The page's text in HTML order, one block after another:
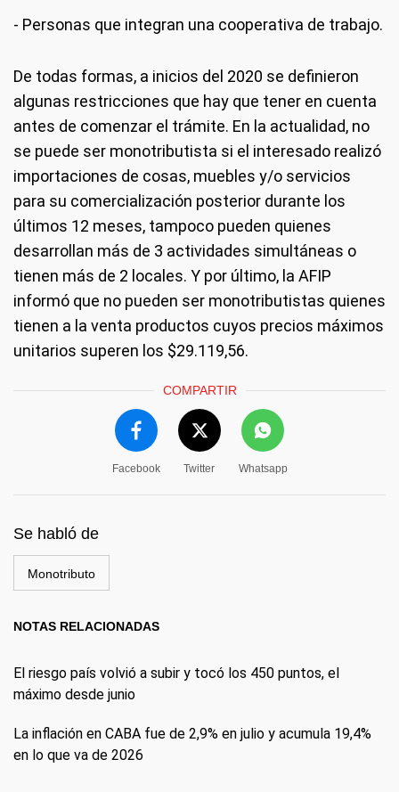
- Personas que integran una cooperativa de trabajo.
De todas formas, a inicios del 2020 se definieron
algunas restricciones que hay que tener en cuenta
antes de comenzar el trámite. En la actualidad, no
se puede ser monotributista si el interesado realizó
importaciones de cosas, muebles y/o servicios
para su comercialización posterior durante los
últimos 12 meses, tampoco pueden quienes
desarrollan más de 3 actividades simultáneas o
tienen más de 2 locales. Y por último, la AFIP
informó que no pueden ser monotributistas quienes
tienen a la venta productos cuyos precios máximos
unitarios superen los $29.119,56.
COMPARTIR
Facebook Twitter Whatsapp
Se habló de
Monotributo
NOTAS RELACIONADAS
El riesgo país volvió a subir y tocó los 450 puntos, el
máximo desde junio
La inflación en CABA fue de 2,9% en julio y acumula 19,4%
en lo que va de 2026